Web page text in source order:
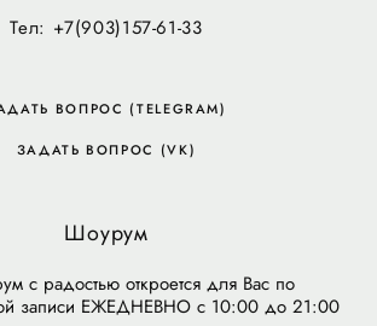
Тел: +7(903)157-61-33
ВОПРОС (TELEGRAM)
ЗАДАТЬ ВОПРОС (VK)
Шоурум
с радостью откроется для Вас по
записи ЕЖЕДНЕВНО с 10:00 до 21:00